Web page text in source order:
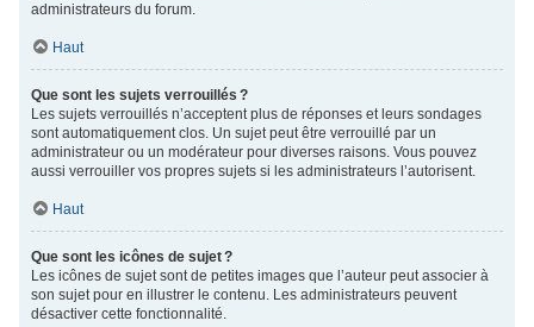
administrateurs du forum.
Haut
Que sont les sujets verrouillés ?
Les sujets verrouillés n’acceptent plus de réponses et leurs sondages
sont automatiquement clos. Un sujet peut être verrouillé par un
administrateur ou un modérateur pour diverses raisons. Vous pouvez
aussi verrouiller vos propres sujets si les administrateurs l’autorisent.
Haut
Que sont les icônes de sujet ?
Les icônes de sujet sont de petites images que l’auteur peut associer à
son sujet pour en illustrer le contenu. Les administrateurs peuvent
désactiver cette fonctionnalité.